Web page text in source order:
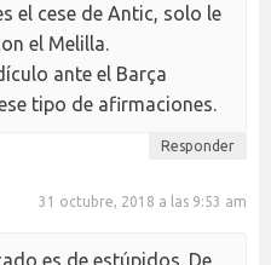
el cese de Antic, solo le
el Melilla.
ante el Barça
tipo de afirmaciones.
Responder
31 octubre, 2018 a las 9:53 am
es de estúpidos. De